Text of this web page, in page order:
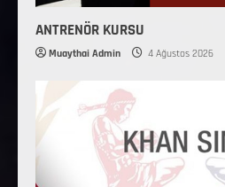
ANTRENÖR KURSU
Muaythai Admin 4 Ağustos 2026